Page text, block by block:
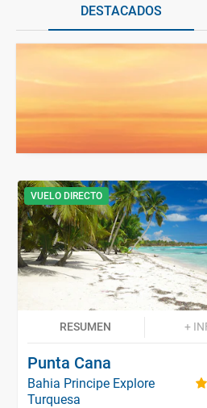
DESTACADOS
VUELO DIRECTO
RESUMEN +
Punta Cana
Bahia Principe Explore
Turquesa